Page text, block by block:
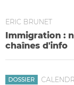
ERIC BRUNET
Immigration :
chaînes d'info
DOSSIER